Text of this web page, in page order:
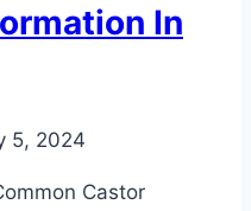
In
5, 2024
Castor